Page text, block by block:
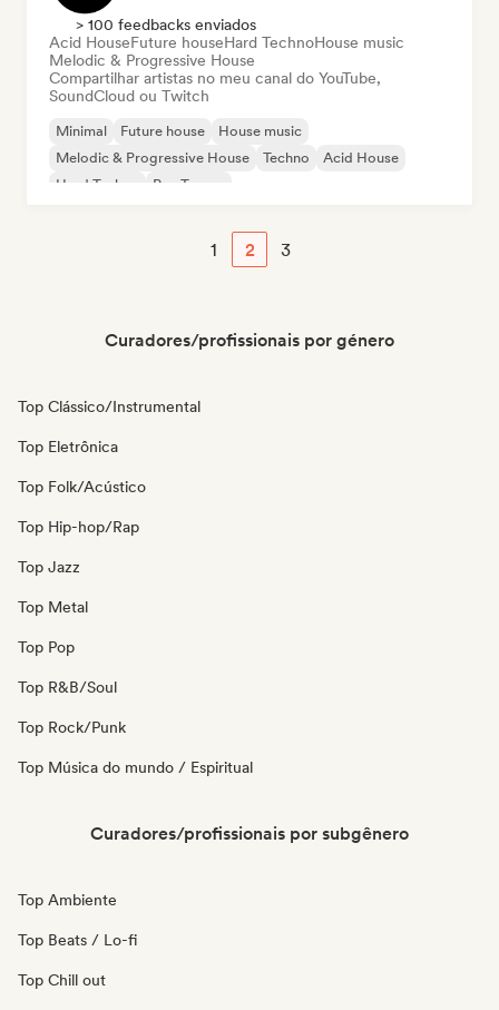
> 100 feedbacks enviados
Acid HouseFuture houseHard TechnoHouse music
Melodic & Progressive House
Compartilhar artistas no meu canal do YouTube,
SoundCloud ou Twitch
Minimal Future house
House music
Melodic & Progressive House
Techno
Acid House
Hard Techno
Psy-Trance
1 2 3
Curadores/profissionais por género
Top Clássico/Instrumental
Top Eletrônica
Top Folk/Acústico
Top Hip-hop/Rap
Top Jazz
Top Metal
Top Pop
Top R&B/Soul
Top Rock/Punk
Top Música do mundo / Espiritual
Curadores/profissionais por subgênero
Top Ambiente
Top Beats / Lo-fi
Top Chill out